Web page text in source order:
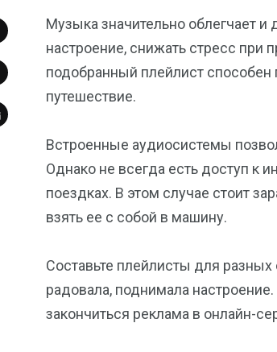
Музыка значительно облегчает
настроение, снижать стресс при
подобранный плейлист
путешествие.
Встроенные аудиосистемы
Однако не всегда есть доступ к
поездках. В этом случае стоит
взять ее с собой в машину.
Составьте плейлисты для разных
радовала, поднимала
закончиться реклама в онлайн-